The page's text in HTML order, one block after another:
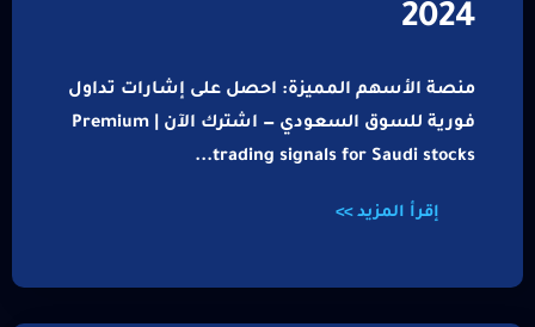
2024
منصة الأسهم المميزة: احصل على إشارات تداول
فورية للسوق السعودي — اشترك الآن | Premium
trading signals for Saudi stocks...
إقرأ المزيد >>